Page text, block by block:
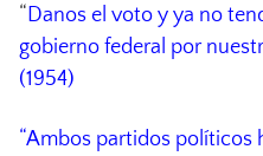
“ Danos el voto y ya no
gobierno federal por
(1954)
“Ambos partidos políticos